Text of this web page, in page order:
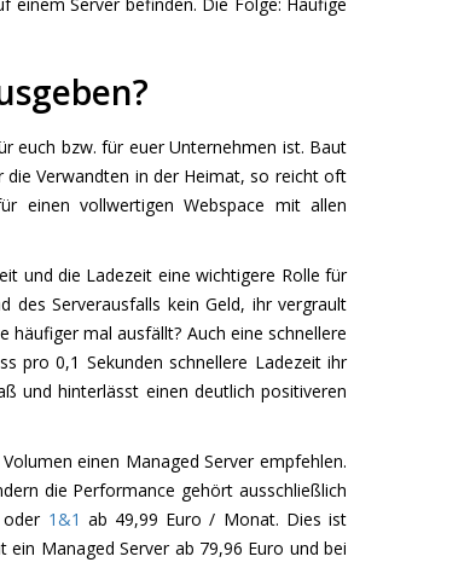
euch bzw. für euer Unternehmen ist. Baut
die Verwandten in der Heimat, so reicht oft
einen vollwertigen Webspace mit allen
und die Ladezeit eine wichtigere Rolle für
des Serverausfalls kein Geld, ihr vergrault
häufiger mal ausfällt? Auch eine schnellere
pro 0,1 Sekunden schnellere Ladezeit ihr
und hinterlässt einen deutlich positiveren
einen Managed Server empfehlen.
die Performance gehört ausschließlich
1&1 ab 49,99 Euro / Monat. Dies ist
ein Managed Server ab 79,96 Euro und bei